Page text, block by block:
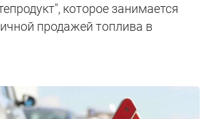
которое занимается
продажей топлива в